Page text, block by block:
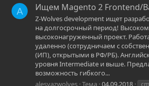
A Ищем Magento 2 Frontend/
Z-Wolves development ищет
на долгосрочный период!
высоконагруженный проект.
удаленно (сотрудничаем с
(ИП), открытыми в РФ/РБ).
уровня Intermediate и выше.
возможность гибкого...
alesyazwolves Тема 04.09.2018